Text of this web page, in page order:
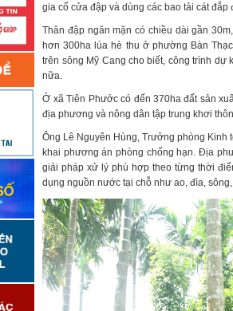
gia cố cửa đập và dùng các bao tải cát đắp
Thân đập ngăn mặn có chiều dài gần
hơn 300ha lúa hè thu ở phường Bàn
trên sông Mỹ Cang cho biết, công trình
nữa.
Ở xã Tiên Phước có đến 370ha đất sản
địa phương và nông dân tập trung khơi
Ông Lê Nguyên Hùng, Trưởng phòng Kinh
khai phương án phòng chống hạn. Địa
giải pháp xử lý phù hợp theo từng thời
dụng nguồn nước tại chỗ như ao, đìa,